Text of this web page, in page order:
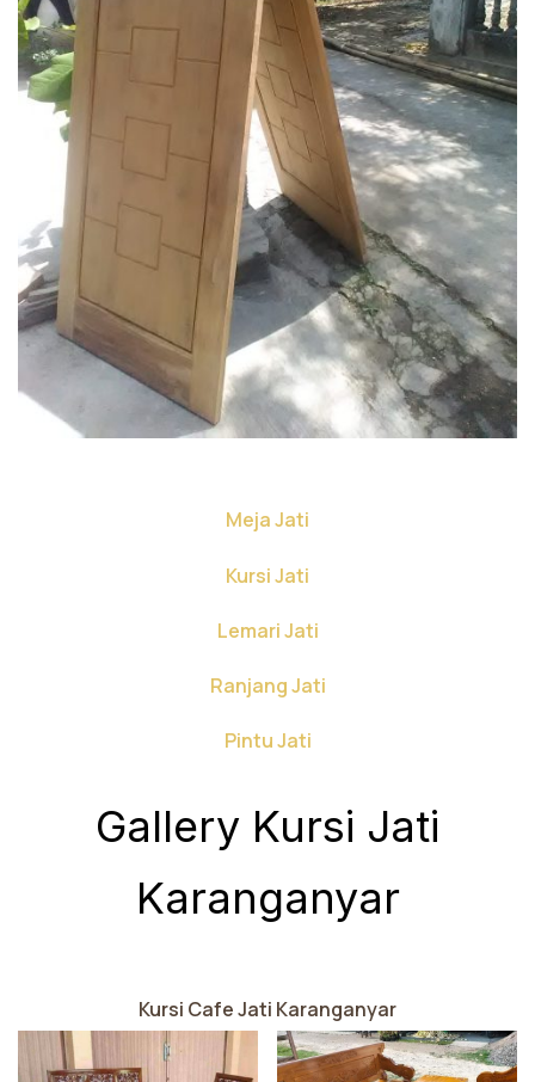
Meja Jati
Kursi Jati
Lemari Jati
Ranjang Jati
Pintu Jati
Gallery Kursi Jati
Karanganyar
Kursi Cafe Jati Karanganyar